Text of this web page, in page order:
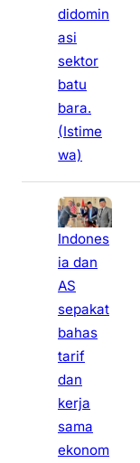
didomin
asi
sektor
batu
bara.
(Istime
wa)
Indones
ia dan
AS
sepakat
bahas
tarif
dan
kerja
sama
ekonom